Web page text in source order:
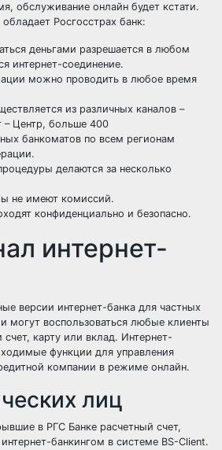
обслуживание онлайн будет кстати.
Росгосстрах банк:
деньгами разрешается в любом
интернет-соединение.
можно проводить в любое время
из различных каналов –
– Центр, больше 400
банкоматов по всем регионам
делаются за несколько
не имеют комиссий.
конфиденциально и безопасно.
интернет-
версии интернет-банка для частных
могут воспользоваться любые клиенты
карту или вклад. Интернет-
функции для управления
компании в режиме онлайн.
лиц
в РГС Банке расчетный счет,
банкингом в системе BS-Client.